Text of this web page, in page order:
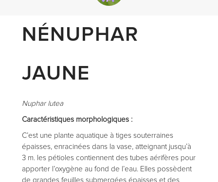
NÉNUPHAR
JAUNE
Nuphar lutea
Caractéristiques morphologiques :
C’est une plante aquatique à tiges souterraines
épaisses, enracinées dans la vase, atteignant jusqu’à
3 m. les pétioles contiennent des tubes aérifères pour
apporter l’oxygène au fond de l’eau. Elles possèdent
de grandes feuilles submergées épaisses et des